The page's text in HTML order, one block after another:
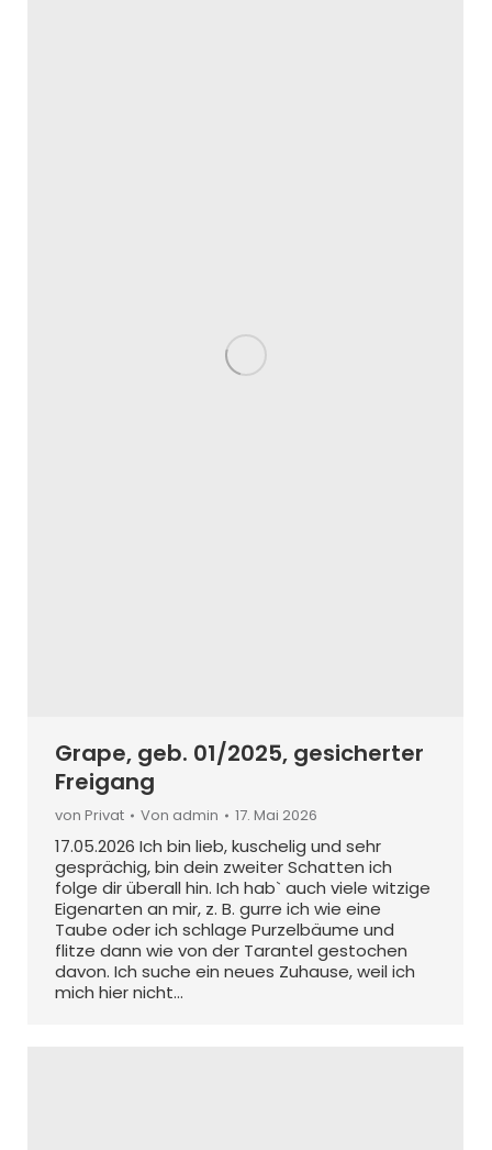
Grape, geb. 01/2025, gesicherter
Freigang
von Privat Von admin 17. Mai 2026
17.05.2026 Ich bin lieb, kuschelig und sehr
gesprächig, bin dein zweiter Schatten ich
folge dir überall hin. Ich hab` auch viele witzige
Eigenarten an mir, z. B. gurre ich wie eine
Taube oder ich schlage Purzelbäume und
flitze dann wie von der Tarantel gestochen
davon. Ich suche ein neues Zuhause, weil ich
mich hier nicht…